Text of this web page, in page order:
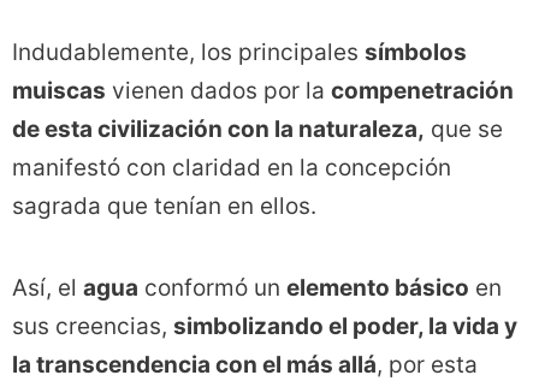
Indudablemente, los principales símbolos
muiscas vienen dados por la compenetración
de esta civilización con la naturaleza, que se
manifestó con claridad en la concepción
sagrada que tenían en ellos.
Así, el agua conformó un elemento básico en
sus creencias, simbolizando el poder, la vida y
la transcendencia con el más allá, por esta